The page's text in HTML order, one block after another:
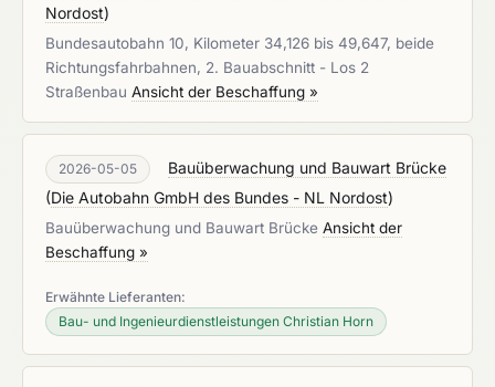
Nordost)
Bundesautobahn 10, Kilometer 34,126 bis 49,647, beide
Richtungsfahrbahnen, 2. Bauabschnitt - Los 2
Straßenbau Ansicht der Beschaffung »
2026-05-05
Bauüberwachung und Bauwart Brücke
(Die Autobahn GmbH des Bundes - NL Nordost)
Bauüberwachung und Bauwart Brücke Ansicht der
Beschaffung »
Erwähnte Lieferanten:
Bau- und Ingenieurdienstleistungen Christian Horn